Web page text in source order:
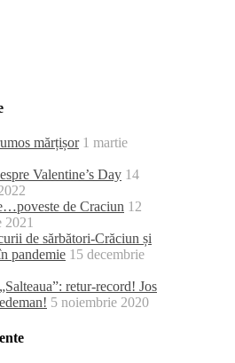
mărțișor 1 martie
Valentine’s Day 14
de Craciun 12
2021
de sărbători-Crăciun și
pandemie 15 decembrie
retur-record! Jos
5 noiembrie 2020